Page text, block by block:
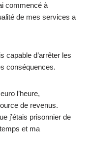
commencé à
de mes services a
capable d’arrêter les
conséquences.
l’heure,
de revenus.
j’étais prisonnier de
et ma